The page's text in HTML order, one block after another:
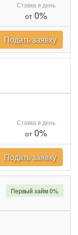
Ставка в день
от0%
Подать заявку
Ставка в день
от0%
Подать заявку
Первый займ 0%